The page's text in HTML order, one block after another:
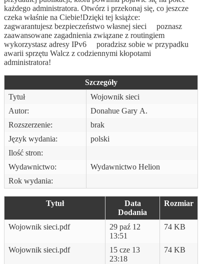
każdego administratora. Otwórz i przekonaj się, co jeszcze
czeka właśnie na Ciebie!Dzięki tej książce:
zagwarantujesz bezpieczeństwo własnej sieci poznasz
zaawansowane zagadnienia związane z routingiem
wykorzystasz adresy IPv6 poradzisz sobie w przypadku
awarii sprzętu Walcz z codziennymi kłopotami
administratora!
Szczegóły
Tytuł
Wojownik sieci
Autor:
Donahue Gary A.
Rozszerzenie:
brak
Język wydania:
polski
Ilość stron:
Wydawnictwo:
Wydawnictwo Helion
Rok wydania:
Tytuł
Data
Dodania
Rozmiar
Wojownik sieci.pdf
29 paź 12
13:51
74 KB
Wojownik sieci.pdf
15 cze 13
23:18
74 KB